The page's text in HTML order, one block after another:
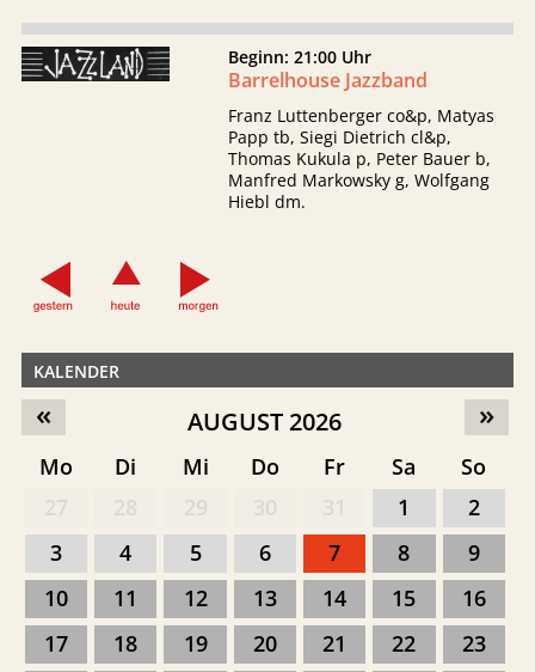
Beginn: 21:00 Uhr
Barrelhouse Jazzband
Franz Luttenberger co&p, Matyas
Papp tb, Siegi Dietrich cl&p,
Thomas Kukula p, Peter Bauer b,
Manfred Markowsky g, Wolfgang
Hiebl dm.
KALENDER
»
« AUGUST 2026
Mo Di Mi Do Fr Sa
So
1
2
3
4 5 6 7 8
9
10
11 12 13 14 15
16
17
18 19 20 21 22
23